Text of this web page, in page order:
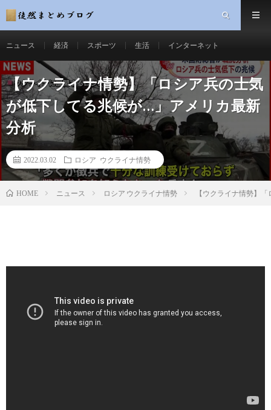
ニュース 経済 スポーツ 生活 インターネット
【ウクライナ情勢】「ロシア兵の士気
が低下してる兆候が…」アメリカ最新
分析
2022.03.02 ロシア ウクライナ情勢
HOME ニュース ロシア ウクライナ情勢 【ウクライナ情勢】